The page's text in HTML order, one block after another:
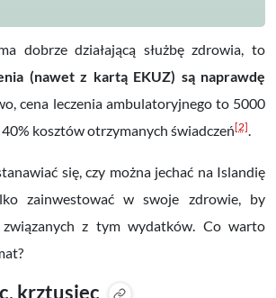
dobrze działającą służbę zdrowia, to
(nawet z kartą EKUZ) są naprawdę
cena leczenia ambulatoryjnego to 5000
kosztów otrzymanych świadczeń[2]
się, czy można jechać na Islandię
zainwestować w swoje zdrowie, by
z tym wydatków. Co warto
krztusiec